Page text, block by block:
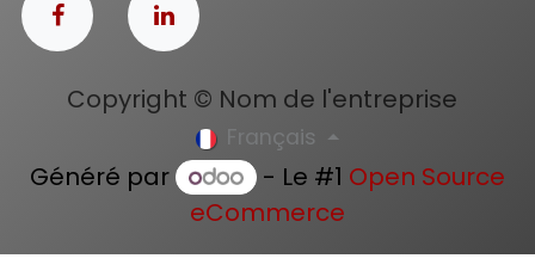
Copyright © Nom de l'entreprise
Français
Généré par - Le #1 Open Source
eCommerce